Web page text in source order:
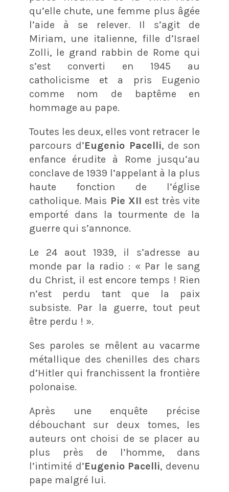
qu’elle chute, une femme plus âgée
l’aide à se relever. Il s’agit de
Miriam, une italienne, fille d’Israel
Zolli, le grand rabbin de Rome qui
s’est converti en 1945 au
catholicisme et a pris Eugenio
comme nom de baptême en
hommage au pape.
Toutes les deux, elles vont retracer le
parcours d’Eugenio Pacelli, de son
enfance érudite à Rome jusqu’au
conclave de 1939 l’appelant à la plus
haute fonction de l’église
catholique. Mais Pie XII est très vite
emporté dans la tourmente de la
guerre qui s’annonce.
Le 24 aout 1939, il s’adresse au
monde par la radio : « Par le sang
du Christ, il est encore temps ! Rien
n’est perdu tant que la paix
subsiste. Par la guerre, tout peut
être perdu ! ».
Ses paroles se mêlent au vacarme
métallique des chenilles des chars
d’Hitler qui franchissent la frontière
polonaise.
Après une enquête précise
débouchant sur deux tomes, les
auteurs ont choisi de se placer au
plus près de l’homme, dans
l’intimité d’Eugenio Pacelli, devenu
pape malgré lui.